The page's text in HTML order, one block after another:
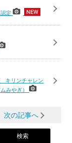
認定
キリンチャレン
ムみやぎ）
次の記事へ